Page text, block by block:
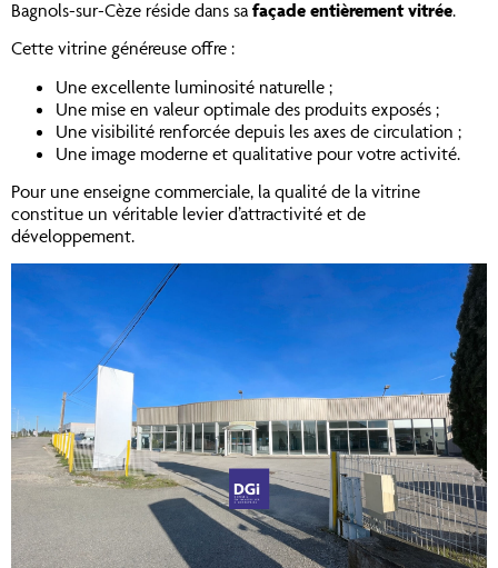
Bagnols-sur-Cèze réside dans sa façade entièrement vitrée.
Cette vitrine généreuse offre :
Une excellente luminosité naturelle ;
Une mise en valeur optimale des produits exposés ;
Une visibilité renforcée depuis les axes de circulation ;
Une image moderne et qualitative pour votre activité.
Pour une enseigne commerciale, la qualité de la vitrine
constitue un véritable levier d’attractivité et de
développement.